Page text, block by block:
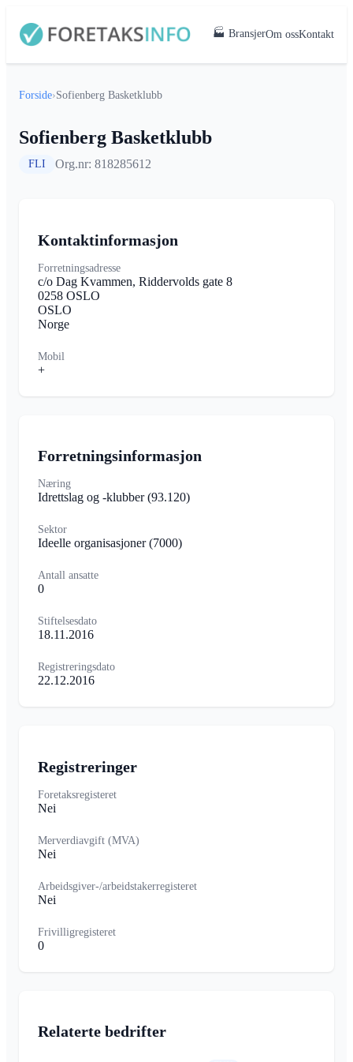
🏭 BransjerOm ossKontakt
Forside›Sofienberg Basketklubb
Sofienberg Basketklubb
FLI Org.nr: 818285612
Kontaktinformasjon
Forretningsadresse
c/o Dag Kvammen, Riddervolds gate 8
0258 OSLO
OSLO
Norge
Mobil
+
Forretningsinformasjon
Næring
Idrettslag og -klubber(93.120)
Sektor
Ideelle organisasjoner(7000)
Antall ansatte
0
Stiftelsesdato
18.11.2016
Registreringsdato
22.12.2016
Registreringer
Foretaksregisteret
Nei
Merverdiavgift (MVA)
Nei
Arbeidsgiver-/arbeidstakerregisteret
Nei
Frivilligregisteret
0
Relaterte bedrifter